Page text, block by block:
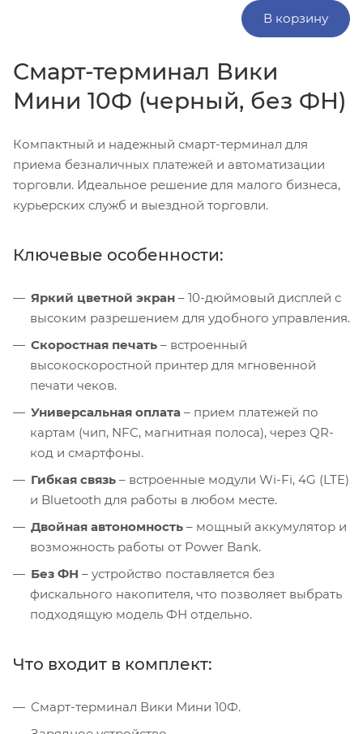
В корзину
Смарт-терминал Вики
Мини 10Ф (черный, без ФН)
Компактный и надежный смарт-терминал для
приема безналичных платежей и автоматизации
торговли. Идеальное решение для малого бизнеса,
курьерских служб и выездной торговли.
Ключевые особенности:
Яркий цветной экран – 10-дюймовый дисплей с
высоким разрешением для удобного управления.
Скоростная печать – встроенный
высокоскоростной принтер для мгновенной
печати чеков.
Универсальная оплата – прием платежей по
картам (чип, NFC, магнитная полоса), через QR-
код и смартфоны.
Гибкая связь – встроенные модули Wi-Fi, 4G (LTE)
и Bluetooth для работы в любом месте.
Двойная автономность – мощный аккумулятор и
возможность работы от Power Bank.
Без ФН – устройство поставляется без
фискального накопителя, что позволяет выбрать
подходящую модель ФН отдельно.
Что входит в комплект:
Смарт-терминал Вики Мини 10Ф.